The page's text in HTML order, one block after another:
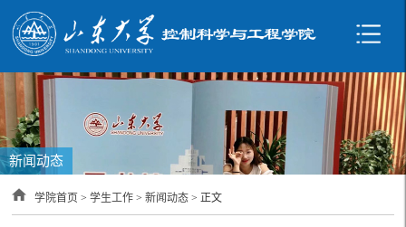
新闻动态
学院首页 >学生工作 >新闻动态 > 正文